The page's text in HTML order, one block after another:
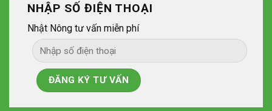
NHẬP SỐ ĐIỆN THOẠI
Nhật Nông tư vấn miễn phí